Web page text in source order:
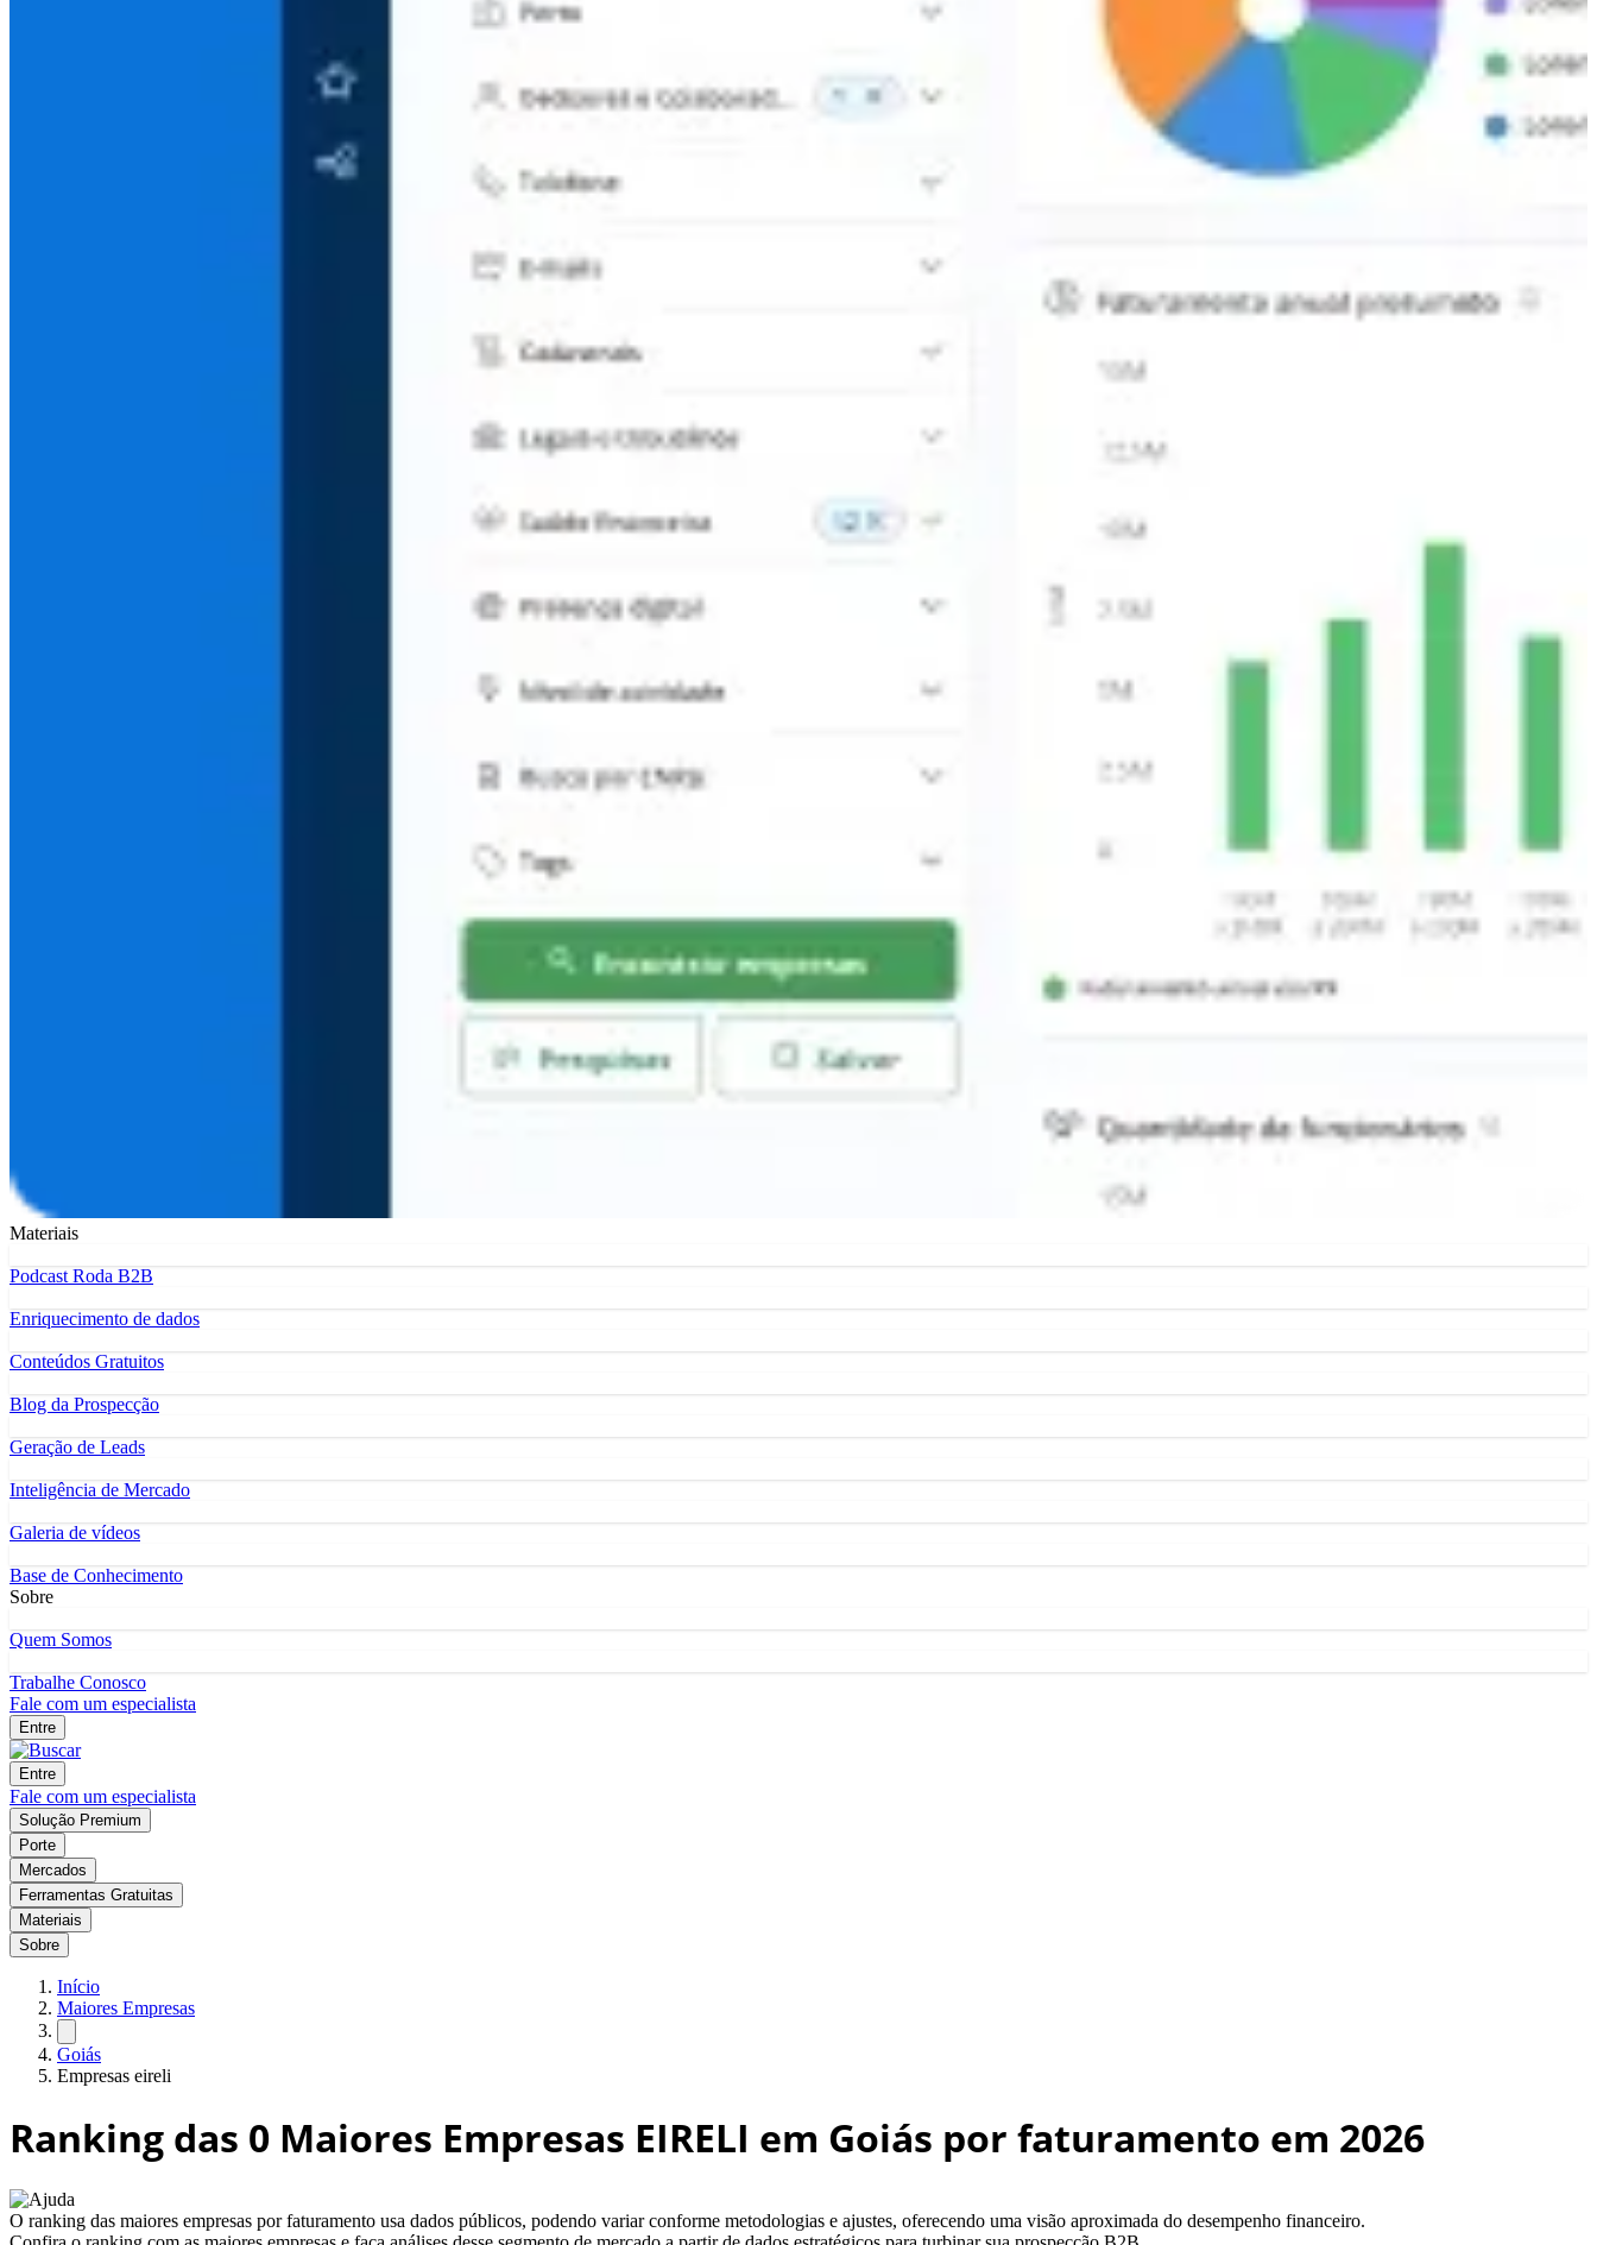
Materiais
Podcast Roda B2B
Enriquecimento de dados
Conteúdos Gratuitos
Blog da Prospecção
Geração de Leads
Inteligência de Mercado
Galeria de vídeos
Base de Conhecimento
Sobre
Quem Somos
Trabalhe Conosco
Fale com um especialista
Entre
Entre
Fale com um especialista
Solução Premium
Porte
Mercados
Ferramentas Gratuitas
Materiais
Sobre
Início
Maiores Empresas
Goiás
Empresas eireli
Ranking das 0 Maiores Empresas EIRELI em Goiás por faturamento em 2026
O ranking das maiores empresas por faturamento usa dados públicos, podendo variar conforme metodologias e ajustes, oferecendo uma visão aproximada do desempenho financeiro.